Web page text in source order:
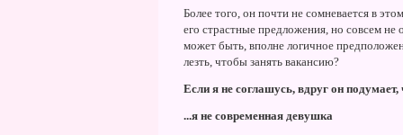
Более того, он почти не сомневается в
его страстные предложения, но совсем не
может быть, вполне логичное
лезть, чтобы занять вакансию?
Если я не соглашусь, вдруг он подумает,
...я не современная девушка